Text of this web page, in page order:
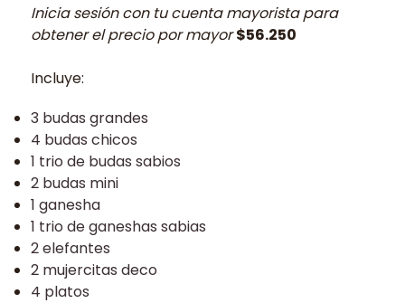
Inicia sesión con tu cuenta mayorista para
obtener el precio por mayor$56.250
Incluye:
3 budas grandes
4 budas chicos
1 trio de budas sabios
2 budas mini
1 ganesha
1 trio de ganeshas sabias
2 elefantes
2 mujercitas deco
4 platos